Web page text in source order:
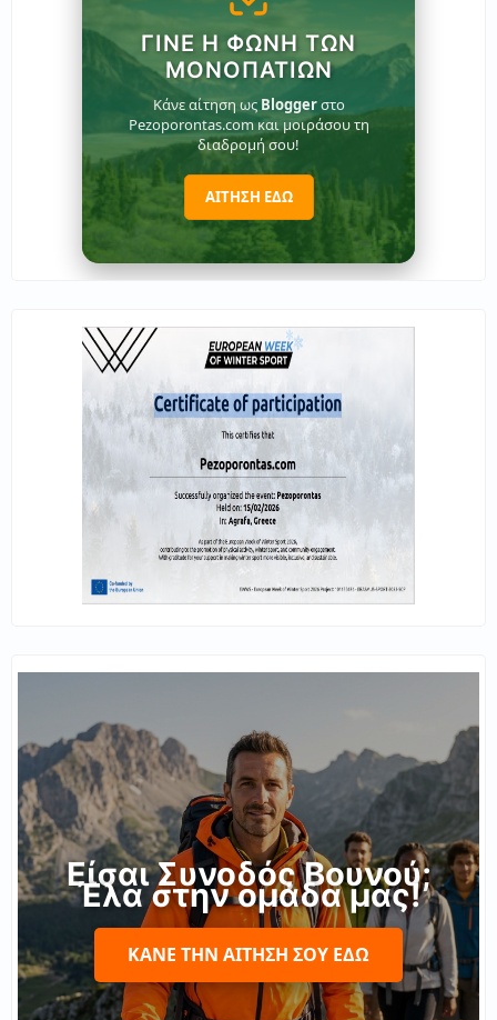
ΓΊΝΕ Η ΦΩΝΉ ΤΩΝ
ΜΟΝΟΠΑΤΙΏΝ
Κάνε αίτηση ως Bloggerστο
Pezoporontas.com και μοιράσου τη
διαδρομή σου!
ΑΙΤΗΣΗ ΕΔΩ
Είσαι Συνοδός Βουνού;
Έλα στην ομάδα μας!
ΚΆΝΕ ΤΗΝ ΑΊΤΗΣΉ ΣΟΥ ΕΔΏ